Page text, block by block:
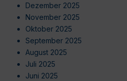
Dezember 2025
November 2025
Oktober 2025
September 2025
August 2025
Juli 2025
Juni 2025